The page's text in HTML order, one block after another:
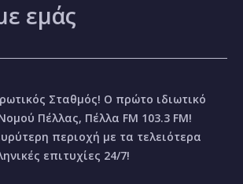
εμάς
Σταθμός! Ο πρώτο ιδιωτικό
Πέλλας, Πέλλα FM 103.3 FM!
περιοχή με τα τελειότερα
επιτυχίες 24/7!